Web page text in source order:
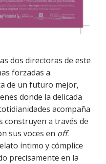
dos directoras de este
forzadas a
de un futuro mejor,
donde la delicada
acompaña
construyen a través de
sus voces en off.
íntimo y cómplice
precisamente en la